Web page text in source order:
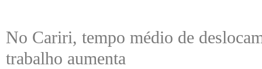
No Cariri, tempo médio de
trabalho aumenta